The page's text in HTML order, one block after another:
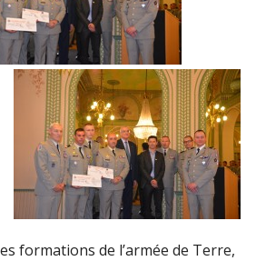
formations de l’armée de Terre,